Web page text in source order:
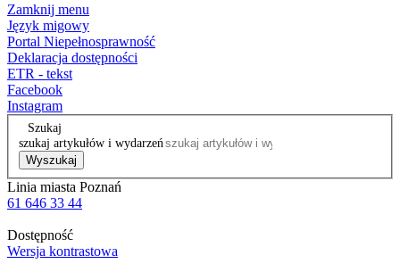
Zamknij menu
Język migowy
Portal Niepełnosprawność
Deklaracja dostępności
ETR - tekst
Facebook
Instagram
Szukaj
szukaj artykułów i wydarzeń
Wyszukaj
Linia miasta Poznań
61 646 33 44
Dostępność
Wersja kontrastowa